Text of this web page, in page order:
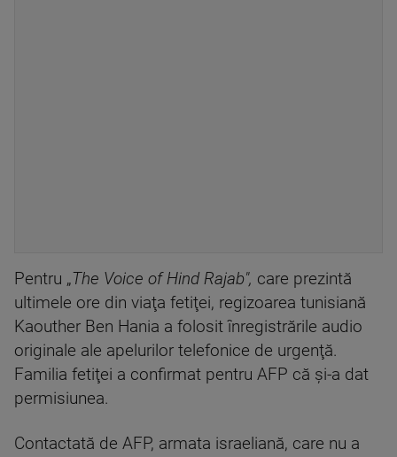
Pentru „The Voice of Hind Rajab", care prezintă
ultimele ore din viaţa fetiţei, regizoarea tunisiană
Kaouther Ben Hania a folosit înregistrările audio
originale ale apelurilor telefonice de urgenţă.
Familia fetiţei a confirmat pentru AFP că şi-a dat
permisiunea.
Contactată de AFP, armata israeliană, care nu a